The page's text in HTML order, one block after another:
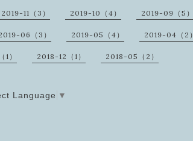
2019-11（3） 2019-10（4） 2019-09（5）
06（3） 2019-05（4） 2019-04（2）
） 2018-12（1） 2018-05（2）
Language ▼